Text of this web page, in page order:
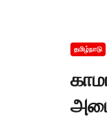
தமிழ்நாடு